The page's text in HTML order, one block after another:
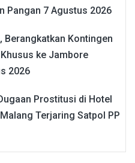
Pangan 7 Agustus 2026
Berangkatkan Kontingen
ke Jambore
2026
Prostitusi di Hotel
Terjaring Satpol PP